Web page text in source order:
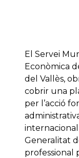
El Servei
Econòmica
del Vallès,
cobrir una
per l’acció
Generalitat
professional